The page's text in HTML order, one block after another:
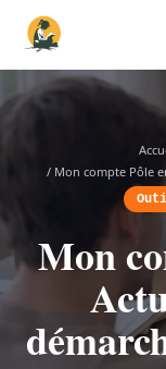
/ Mon compte Pôle
Mon